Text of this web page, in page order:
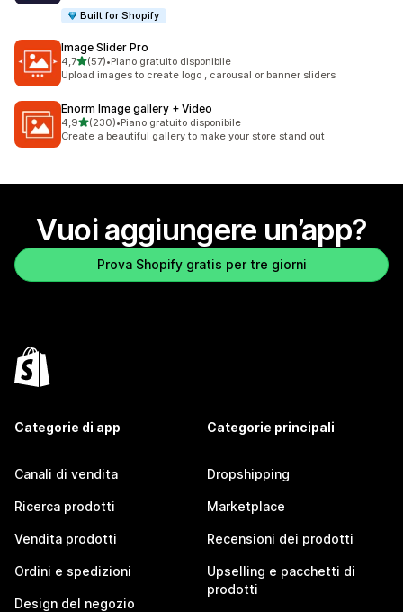
Built for Shopify
Image Slider Pro
4,7stelle su 5
(57)
57 recensioni totali
•Piano gratuito disponibile
Upload images to create logo , carousal or banner sliders
Enorm Image gallery + Video
4,9stelle su 5
(230)
230 recensioni totali
•Piano gratuito disponibile
Create a beautiful gallery to make your store stand out
Vuoi aggiungere un’app?
Prova Shopify gratis per tre giorni
Categorie di app
Canali di vendita
Ricerca prodotti
Vendita prodotti
Ordini e spedizioni
Design del negozio
Categorie principali
Dropshipping
Marketplace
Recensioni dei prodotti
Upselling e pacchetti di
prodotti